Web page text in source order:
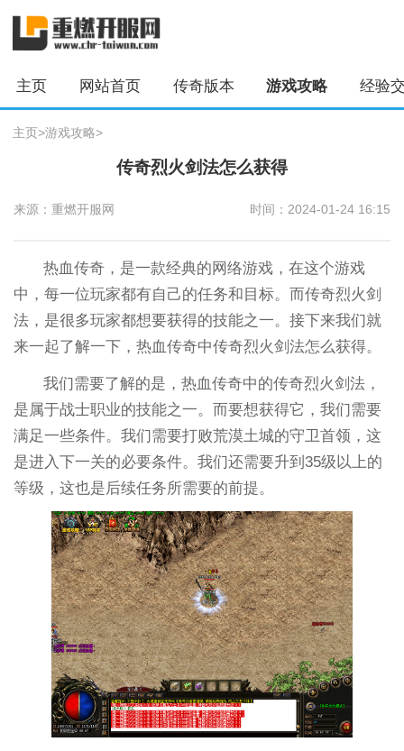
主页 网站首页 传奇版本 游戏攻略 经验
主页>游戏攻略>
传奇烈火剑法怎么获得
来源：重燃开服网 时间：2024-01-24 16:15
热血传奇，是一款经典的网络游戏，在这个游戏
中，每一位玩家都有自己的任务和目标。而传奇烈火剑
法，是很多玩家都想要获得的技能之一。接下来我们就
来一起了解一下，热血传奇中传奇烈火剑法怎么获得。
我们需要了解的是，热血传奇中的传奇烈火剑法，
是属于战士职业的技能之一。而要想获得它，我们需要
满足一些条件。我们需要打败荒漠土城的守卫首领，这
是进入下一关的必要条件。我们还需要升到35级以上的
等级，这也是后续任务所需要的前提。